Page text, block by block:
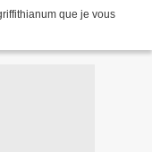
que je vous